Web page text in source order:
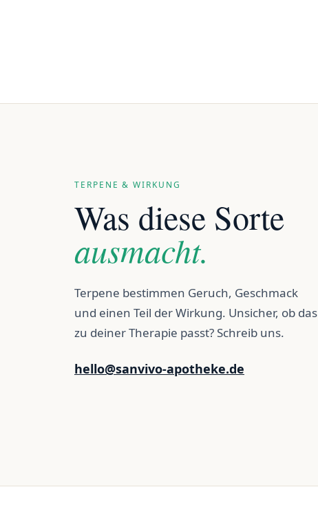
TERPENE & WIRKUNG
Was diese Sorte
ausmacht.
Terpene bestimmen Geruch, Geschmack
und einen Teil der Wirkung. Unsicher, ob das
zu deiner Therapie passt? Schreib uns.
hello@sanvivo-apotheke.de